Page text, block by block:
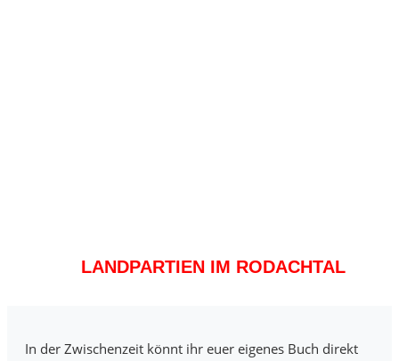
LANDPARTIEN IM RODACHTAL
In der Zwischenzeit könnt ihr euer eigenes Buch direkt